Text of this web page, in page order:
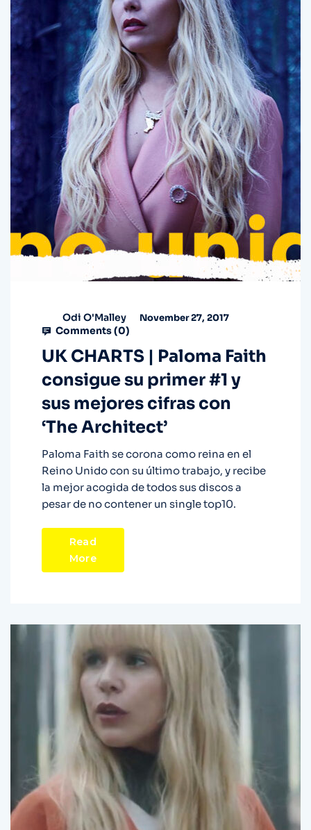
Odi O'Malley November 27, 2017
Comments (0)
UK CHARTS | Paloma Faith
consigue su primer #1 y
sus mejores cifras con
‘The Architect’
Paloma Faith se corona como reina en el
Reino Unido con su último trabajo, y recibe
la mejor acogida de todos sus discos a
pesar de no contener un single top10.
Read
More